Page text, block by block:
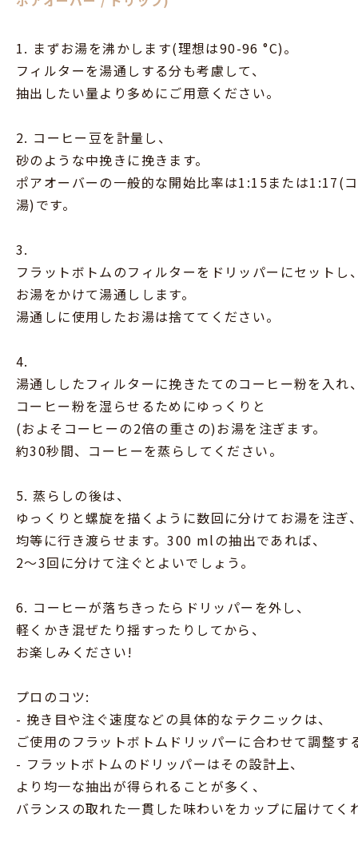
1. まずお湯を沸かします(理想は90-96 °C)。
フィルターを湯通しする分も考慮して、
抽出したい量より多めにご用意ください。
2. コーヒー豆を計量し、
砂のような中挽きに挽きます。
ポアオーバーの一般的な開始比率は1:15または1:17(
湯)です。
3.
フラットボトムのフィルターをドリッパーにセットし
お湯をかけて湯通しします。
湯通しに使用したお湯は捨ててください。
4.
湯通ししたフィルターに挽きたてのコーヒー粉を入れ
コーヒー粉を湿らせるためにゆっくりと
(およそコーヒーの2倍の重さの)お湯を注ぎます。
約30秒間、コーヒーを蒸らしてください。
5. 蒸らしの後は、
ゆっくりと螺旋を描くように数回に分けてお湯を注ぎ
均等に行き渡らせます。300 mlの抽出であれば、
2〜3回に分けて注ぐとよいでしょう。
6. コーヒーが落ちきったらドリッパーを外し、
軽くかき混ぜたり揺すったりしてから、
お楽しみください!
プロのコツ:
- 挽き目や注ぐ速度などの具体的なテクニックは、
ご使用のフラットボトムドリッパーに合わせて調整
- フラットボトムのドリッパーはその設計上、
より均一な抽出が得られることが多く、
バランスの取れた一貫した味わいをカップに届けてく